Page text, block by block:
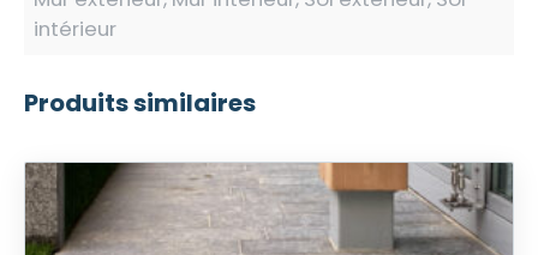
intérieur
Produits similaires